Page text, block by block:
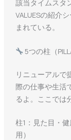
該当タイムスタ
VALUESの紹介
まれている。
5つの柱（
リニューアルで
際の仕事や生活
るよ。ここでは
柱1：見た目・
用）